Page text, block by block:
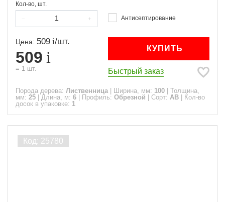
Кол-во, шт.
Антисептирование
Цена: 509 /шт.
509
= 1 шт.
КУПИТЬ
Быстрый заказ
Порода дерева: Лиственница Ширина, мм: 100
Толщина,
мм: 25 Длина, м: 6 Профиль: Обрезной Сорт: АВ
Кол-во
досок в упаковке: 1